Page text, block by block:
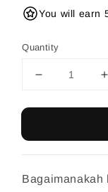
You will earn
Quantity
Bagaimanakah